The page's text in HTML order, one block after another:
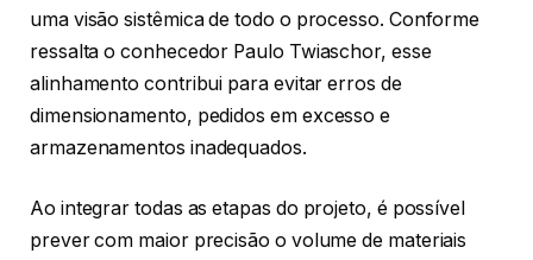
uma visão sistêmica de todo o processo. Conforme
ressalta o conhecedor Paulo Twiaschor, esse
alinhamento contribui para evitar erros de
dimensionamento, pedidos em excesso e
armazenamentos inadequados.
Ao integrar todas as etapas do projeto, é possível
prever com maior precisão o volume de materiais